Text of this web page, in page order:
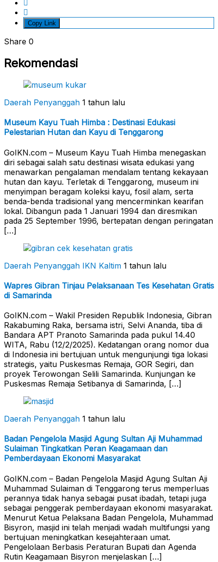
Copy Link
Share 0
Rekomendasi
Daerah Penyanggah 1 tahun lalu
Museum Kayu Tuah Himba : Destinasi Edukasi
Pelestarian Hutan dan Kayu di Tenggarong
GoIKN.com – Museum Kayu Tuah Himba menegaskan
diri sebagai salah satu destinasi wisata edukasi yang
menawarkan pengalaman mendalam tentang kekayaan
hutan dan kayu. Terletak di Tenggarong, museum ini
menyimpan beragam koleksi kayu, fosil alam, serta
benda-benda tradisional yang mencerminkan kearifan
lokal. Dibangun pada 1 Januari 1994 dan diresmikan
pada 25 September 1996, bertepatan dengan peringatan
[…]
Daerah Penyanggah IKN Kaltim 1 tahun lalu
Wapres Gibran Tinjau Pelaksanaan Tes Kesehatan Gratis
di Samarinda
GoIKN.com – Wakil Presiden Republik Indonesia, Gibran
Rakabuming Raka, bersama istri, Selvi Ananda, tiba di
Bandara APT Pranoto Samarinda pada pukul 14.40
WITA, Rabu (12/2/2025). Kedatangan orang nomor dua
di Indonesia ini bertujuan untuk mengunjungi tiga lokasi
strategis, yaitu Puskesmas Remaja, GOR Segiri, dan
proyek Terowongan Selili Samarinda. Kunjungan ke
Puskesmas Remaja Setibanya di Samarinda, […]
Daerah Penyanggah 1 tahun lalu
Badan Pengelola Masjid Agung Sultan Aji Muhammad
Sulaiman Tingkatkan Peran Keagamaan dan
Pemberdayaan Ekonomi Masyarakat
GoIKN.com – Badan Pengelola Masjid Agung Sultan Aji
Muhammad Sulaiman di Tenggarong terus memperluas
perannya tidak hanya sebagai pusat ibadah, tetapi juga
sebagai penggerak pemberdayaan ekonomi masyarakat.
Menurut Ketua Pelaksana Badan Pengelola, Muhammad
Bisyron, masjid ini telah menjadi wadah multifungsi yang
bertujuan meningkatkan kesejahteraan umat.
Pengelolaan Berbasis Peraturan Bupati dan Agenda
Rutin Keagamaan Bisyron menjelaskan […]